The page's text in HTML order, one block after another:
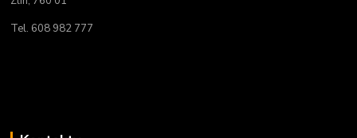
Tel. 608 982 777